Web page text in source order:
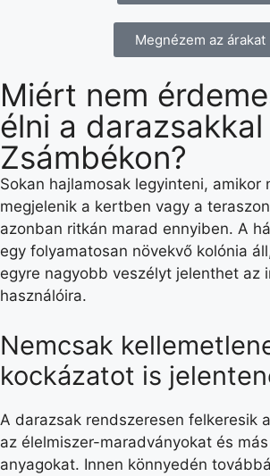
Megnézem az árakat
Miért nem
élni a darazsakkal
Zsámbékon?
Sokan hajlamosak legyinteni, amikor
megjelenik a kertben vagy a
azonban ritkán marad ennyiben. A
egy folyamatosan növekvő kolónia
egyre nagyobb veszélyt jelenthet az
használóira.
Nemcsak
kockázatot is
A darazsak rendszeresen felkeresik
az élelmiszer-maradványokat és
anyagokat. Innen könnyedén